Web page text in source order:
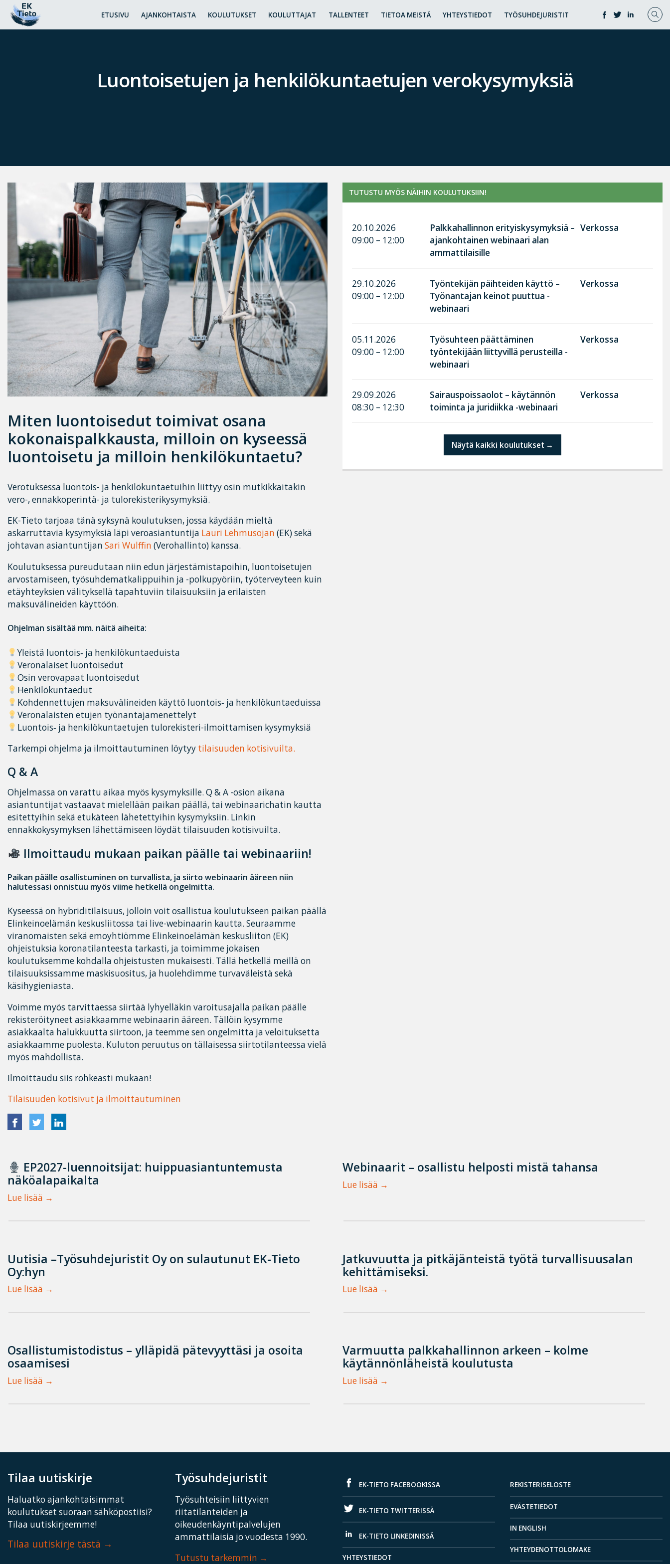
ETUSIVU AJANKOHTAISTA KOULUTUKSET KOULUTTAJAT TALLENTEET TIETOA MEISTÄ YHTEYSTIEDOT TYÖSUHDEJURISTIT
Luontoisetujen ja henkilökuntaetujen verokysymyksiä
Miten luontoisedut toimivat osana
kokonaispalkkausta, milloin on kyseessä
luontoisetu ja milloin henkilökuntaetu?
Verotuksessa luontois- ja henkilökuntaetuihin liittyy osin mutkikkaitakin
vero-, ennakkoperintä- ja tulorekisterikysymyksiä.
EK-Tieto tarjoaa tänä syksynä koulutuksen, jossa käydään mieltä
askarruttavia kysymyksiä läpi veroasiantuntija Lauri Lehmusojan (EK) sekä
johtavan asiantuntijan Sari Wulffin (Verohallinto) kanssa.
Koulutuksessa pureudutaan niin edun järjestämistapoihin, luontoisetujen
arvostamiseen, työsuhdematkalippuihin ja -polkupyöriin, työterveyteen kuin
etäyhteyksien välityksellä tapahtuviin tilaisuuksiin ja erilaisten
maksuvälineiden käyttöön.
Ohjelman sisältää mm. näitä aiheita:
Yleistä luontois‐ ja henkilökuntaeduista
Veronalaiset luontoisedut
Osin verovapaat luontoisedut
Henkilökuntaedut
Kohdennettujen maksuvälineiden käyttö luontois‐ ja henkilökuntaeduissa
Veronalaisten etujen työnantajamenettelyt
Luontois‐ ja henkilökuntaetujen tulorekisteri-ilmoittamisen kysymyksiä
Tarkempi ohjelma ja ilmoittautuminen löytyy tilaisuuden kotisivuilta.
Q & A
Ohjelmassa on varattu aikaa myös kysymyksille. Q & A -osion aikana
asiantuntijat vastaavat mielellään paikan päällä, tai webinaarichatin kautta
esitettyihin sekä etukäteen lähetettyihin kysymyksiin. Linkin
ennakkokysymyksen lähettämiseen löydät tilaisuuden kotisivuilta.
Ilmoittaudu mukaan paikan päälle tai webinaariin!
Paikan päälle osallistuminen on turvallista, ja siirto webinaarin ääreen niin
halutessasi onnistuu myös viime hetkellä ongelmitta.
Kyseessä on hybriditilaisuus, jolloin voit osallistua koulutukseen paikan päällä
Elinkeinoelämän keskusliitossa tai live-webinaarin kautta. Seuraamme
viranomaisten sekä emoyhtiömme Elinkeinoelämän keskusliiton (EK)
ohjeistuksia koronatilanteesta tarkasti, ja toimimme jokaisen
koulutuksemme kohdalla ohjeistusten mukaisesti. Tällä hetkellä meillä on
tilaisuuksissamme maskisuositus, ja huolehdimme turvaväleistä sekä
käsihygieniasta.
Voimme myös tarvittaessa siirtää lyhyelläkin varoitusajalla paikan päälle
rekisteröityneet asiakkaamme webinaarin ääreen. Tällöin kysymme
asiakkaalta halukkuutta siirtoon, ja teemme sen ongelmitta ja veloituksetta
asiakkaamme puolesta. Kuluton peruutus on tällaisessa siirtotilanteessa vielä
myös mahdollista.
Ilmoittaudu siis rohkeasti mukaan!
Tilaisuuden kotisivut ja ilmoittautuminen
TUTUSTU MYÖS NÄIHIN KOULUTUKSIIN!
20.10.2026
09:00 – 12:00
Palkkahallinnon erityiskysymyksiä –
ajankohtainen webinaari alan
ammattilaisille
Verkossa
29.10.2026
09:00 – 12:00
Työntekijän päihteiden käyttö –
Työnantajan keinot puuttua -
webinaari
Verkossa
05.11.2026
09:00 – 12:00
Työsuhteen päättäminen
työntekijään liittyvillä perusteilla -
webinaari
Verkossa
29.09.2026
08:30 – 12:30
Sairauspoissaolot – käytännön
toiminta ja juridiikka -webinaari
Verkossa
Näytä kaikki koulutukset
EP2027-luennoitsijat: huippuasiantuntemusta
näköalapaikalta
Lue lisää
Webinaarit – osallistu helposti mistä tahansa
Lue lisää
Uutisia –Työsuhdejuristit Oy on sulautunut EK-Tieto
Oy:hyn
Lue lisää
Jatkuvuutta ja pitkäjänteistä työtä turvallisuusalan
kehittämiseksi.
Lue lisää
Osallistumistodistus – ylläpidä pätevyyttäsi ja osoita
osaamisesi
Lue lisää
Varmuutta palkkahallinnon arkeen – kolme
käytännönläheistä koulutusta
Lue lisää
Tilaa uutiskirje
Haluatko ajankohtaisimmat
koulutukset suoraan sähköpostiisi?
Tilaa uutiskirjeemme!
Tilaa uutiskirje tästä
Työsuhdejuristit
Työsuhteisiin liittyvien
riitatilanteiden ja
oikeudenkäyntipalvelujen
ammattilaisia jo vuodesta 1990.
Tutustu tarkemmin
EK-TIETO FACEBOOKISSA
EK-TIETO TWITTERISSÄ
EK-TIETO LINKEDINISSÄ
YHTEYSTIEDOT
REKISTERISELOSTE
EVÄSTETIEDOT
IN ENGLISH
YHTEYDENOTTOLOMAKE